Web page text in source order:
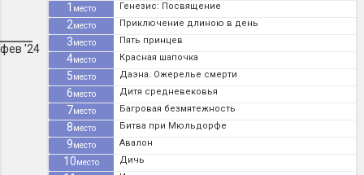
фев '24
1 место Генезис: Посвящение
2место Приключение длиною в день
3место Пять принцев
4место Красная шапочка
5место Даэна. Ожерелье смерти
6место Дитя средневековья
7место Багровая безмятежность
8место Битва при Мюльдорфе
9место Авалон
10место Дичь